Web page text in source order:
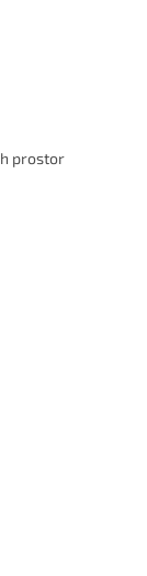
prostor